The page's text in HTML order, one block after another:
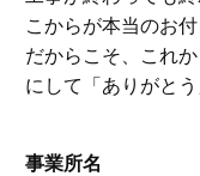
こからが本当のお
だからこそ、これ
にして「ありがと
事業所名